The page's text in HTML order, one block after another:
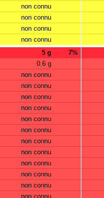
non connu
non connu
non connu
non connu
5 g
7%
0.6 g
non connu
non connu
non connu
non connu
non connu
non connu
non connu
non connu
non connu
non connu
non connu
non connu